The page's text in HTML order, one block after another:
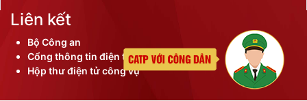
Liên kết
Bộ Công an
Cổng thông tin điện tử thành phố
Hộp thư điện tử công vụ